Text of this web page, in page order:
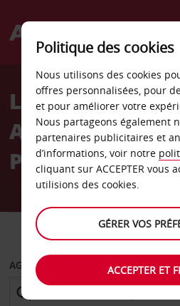
Welcome
AvisLocation de
Australie et
Pacifique
AGENCE DE DÉPART
Politique des cookies
Nous utilisons des cookies
offres personnalisées, pour
et pour améliorer votre
Nous partageons également
partenaires publicitaires et
d’informations, voir notre
cliquant sur ACCEPTER vous
utilisions des cookies.
GÉRER VOS
ACCEPTER ET